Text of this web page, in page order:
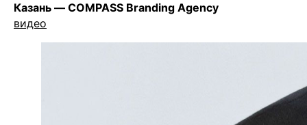
Казань — COMPASS Branding Agency
видео